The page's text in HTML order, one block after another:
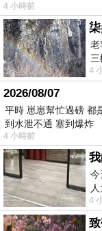
4 小時前
老
三
個
4
2026/08/07
平時 崽崽幫忙過磅 都
到水泄不通 塞到爆
4 小時前
今
去
4